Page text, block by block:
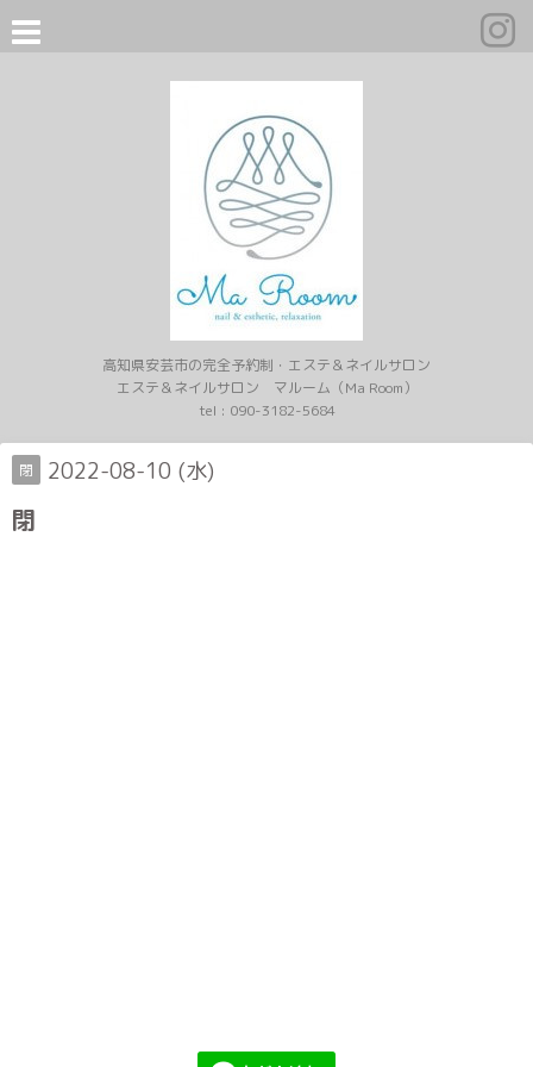
高知県安芸市の完全予約制・エステ＆ネイルサロン
エステ＆ネイルサロン マルーム（Ma Room）
tel : 090-3182-5684
閉 2022-08-10 (水)
閉